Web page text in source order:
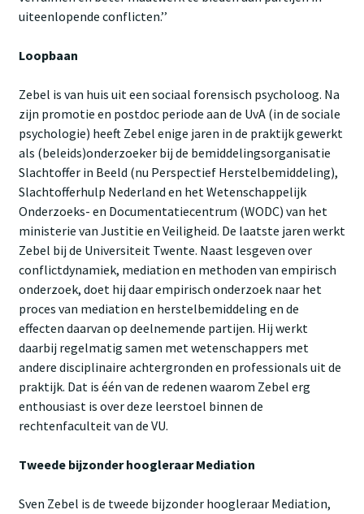
uiteenlopende conflicten.’’
Loopbaan
Zebel is van huis uit een sociaal forensisch psycholoog. Na
zijn promotie en postdoc periode aan de UvA (in de sociale
psychologie) heeft Zebel enige jaren in de praktijk gewerkt
als (beleids)onderzoeker bij de bemiddelingsorganisatie
Slachtoffer in Beeld (nu Perspectief Herstelbemiddeling),
Slachtofferhulp Nederland en het Wetenschappelijk
Onderzoeks- en Documentatiecentrum (WODC) van het
ministerie van Justitie en Veiligheid. De laatste jaren werkt
Zebel bij de Universiteit Twente. Naast lesgeven over
conflictdynamiek, mediation en methoden van empirisch
onderzoek, doet hij daar empirisch onderzoek naar het
proces van mediation en herstelbemiddeling en de
effecten daarvan op deelnemende partijen. Hij werkt
daarbij regelmatig samen met wetenschappers met
andere disciplinaire achtergronden en professionals uit de
praktijk. Dat is één van de redenen waarom Zebel erg
enthousiast is over deze leerstoel binnen de
rechtenfaculteit van de VU.
Tweede bijzonder hoogleraar Mediation
Sven Zebel is de tweede bijzonder hoogleraar Mediation,